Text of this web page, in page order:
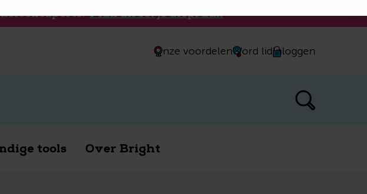
Plan direct je afspraak
Onze voordelenWord lidInloggen
tools Over Bright